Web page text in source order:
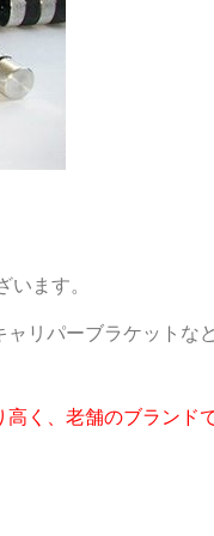
ます。
リパーブラケットなど
く、老舗のブランドで